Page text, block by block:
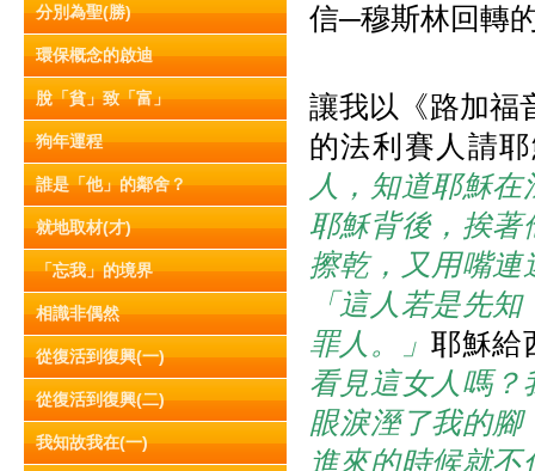
分別為聖(勝)
環保概念的啟迪
脫「貧」致「富」
狗年運程
誰是「他」的鄰舍？
就地取材(才)
「忘我」的境界
相識非偶然
從復活到復興(一)
從復活到復興(二)
我知故我在(一)
信─穆斯林回轉
讓我以《路加福
的法利賽人請
人，知道耶穌
耶穌背後，挨著
擦乾，又用嘴
「這人若是先
罪人。」耶穌給
看見這女人嗎？
眼淚溼了我的
進來的時候就